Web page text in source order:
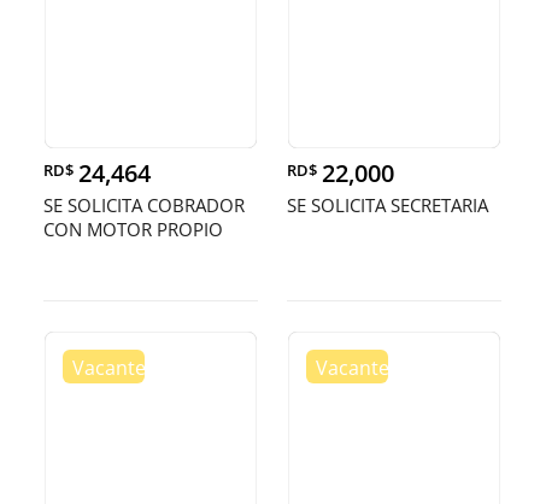
RD$ 24,464
SE SOLICITA COBRADOR
CON MOTOR PROPIO
RD$ 22,000
SE SOLICITA SECRETARIA